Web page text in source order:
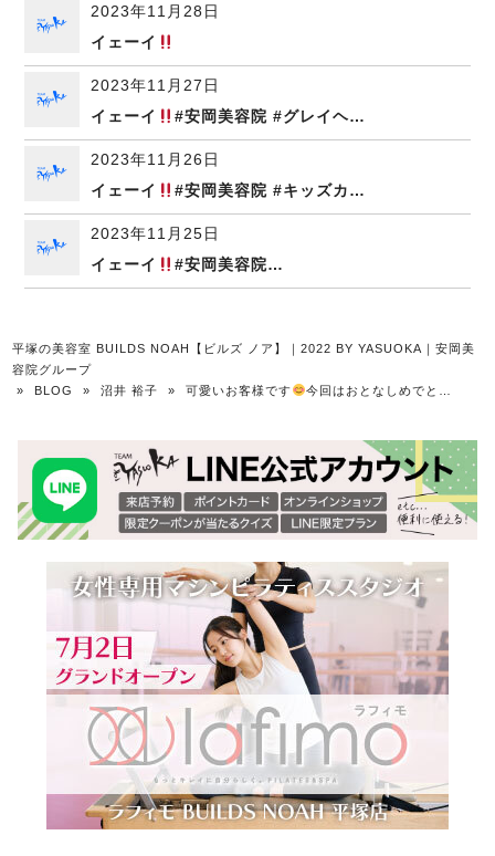
2023年11月28日
イェーイ
2023年11月27日
イェーイ
#安岡美容院 #グレイヘ…
2023年11月26日
イェーイ
#安岡美容院 #キッズカ…
2023年11月25日
イェーイ
#安岡美容院…
平塚の美容室 BUILDS NOAH【ビルズ ノア】｜2022 BY YASUOKA｜安岡美
容院グループ
»
BLOG » 沼井 裕子 » 可愛いお客様です 今回はおとなしめでと…